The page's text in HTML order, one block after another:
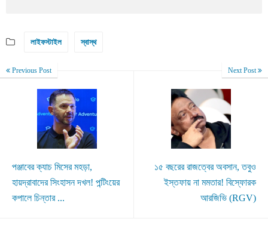
লাইফস্টাইল স্বাস্থ
Previous Post
পঞ্জাবের ক্যাচ মিসের মহড়া,
হায়দ্রাবাদের সিংহাসন দখল! পন্টিংয়ের
কপালে চিন্তার ...
Next Post
১৫ বছরের রাজত্বের অবসান, তবুও
ইস্তফায় না মমতার! বিস্ফোরক
আরজিভি (RGV)